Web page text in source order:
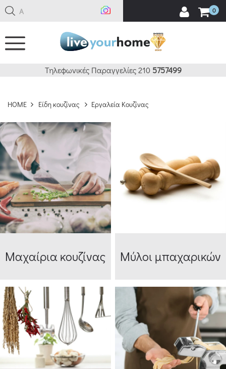
Αναζή 0
Τηλεφωνικές Παραγγελίες 210 5757499
HOME Είδη κουζίνας Εργαλεία Κουζίνας
Μαχαίρια κουζίνας Μύλοι μπαχαρικών
ΔΕΙΤΕ 652 ΠΡΟΪΟΝΤΑ